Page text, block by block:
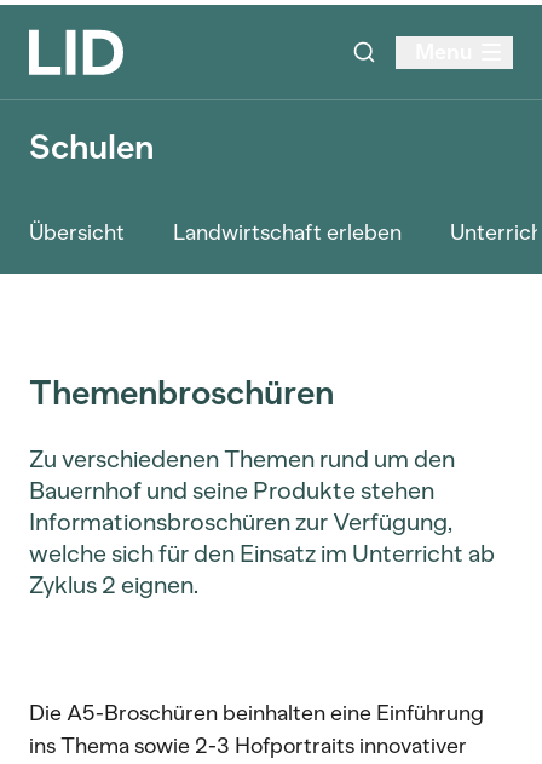
Schulen
Übersicht Landwirtschaft erleben
Themenbroschüren
Zu verschiedenen Themen rund um den
Bauernhof und seine Produkte stehen
Informationsbroschüren zur Verfügung,
welche sich für den Einsatz im Unterricht ab
Zyklus 2 eignen.
Die A5-Broschüren beinhalten eine Einführung
ins Thema sowie 2-3 Hofportraits innovativer